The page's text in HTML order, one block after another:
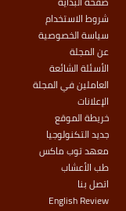
شروط الاستخدام
سياسة الخصوصية
عن المجلة
الأسئلة الشائعة
العاملين في المجلة
الإعلانات
خريطة الموقع
جديد التكنولوجيا
معهد توب ماكس
طب الأعشاب
اتصل بنا
English Review